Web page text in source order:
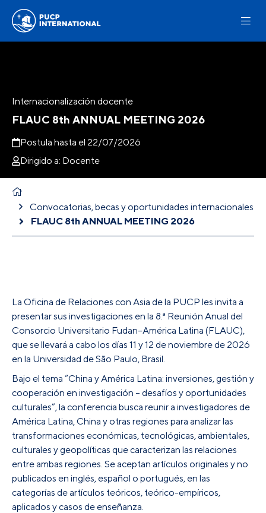
Internacionalización docente
FLAUC 8th ANNUAL MEETING 2026
Postula hasta el 22/07/2026
Dirigido a: Docente
Convocatorias, becas y oportunidades internacionales
FLAUC 8th ANNUAL MEETING 2026
La Oficina de Relaciones con Asia de la PUCP les invita a
presentar sus investigaciones en la 8.ª Reunión Anual del
Consorcio Universitario Fudan–América Latina (FLAUC),
que se llevará a cabo los días 11 y 12 de noviembre de 2026
en la Universidad de São Paulo, Brasil.
Bajo el tema “China y América Latina: inversiones, gestión y
cooperación en investigación – desafíos y oportunidades
culturales”, la conferencia busca reunir a investigadores de
América Latina, China y otras regiones para analizar las
transformaciones económicas, tecnológicas, ambientales,
culturales y geopolíticas que caracterizan las relaciones
entre ambas regiones. Se aceptan artículos originales y no
publicados en inglés, español o portugués, en las
categorías de artículos teóricos, teórico-empíricos,
aplicados y casos de enseñanza.